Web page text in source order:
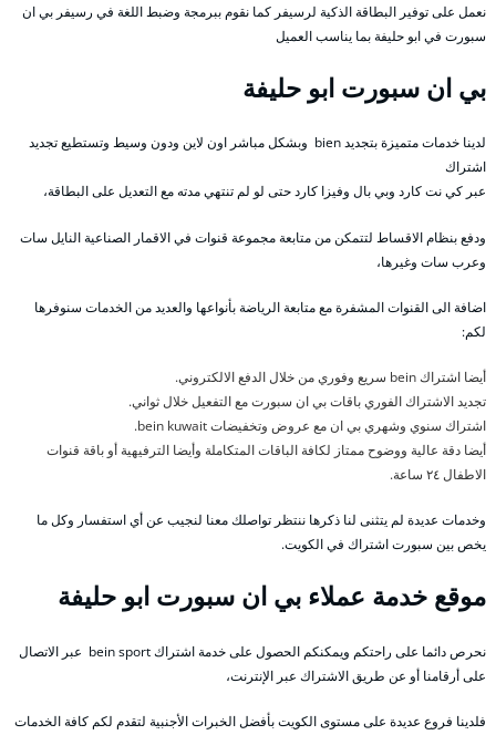
نعمل على توفير البطاقة الذكية لرسيفر كما نقوم ببرمجة وضبط اللغة في رسيفر بي ان
سبورت في ابو حليفة بما يناسب العميل
بي ان سبورت ابو حليفة
لدينا خدمات متميزة بتجديد bien وبشكل مباشر اون لاين ودون وسيط وتستطيع تجديد
اشتراك
عبر كي نت كارد وبي بال وفيزا كارد حتى لو لم تنتهي مدته مع التعديل على البطاقة،
ودفع بنظام الاقساط لتتمكن من متابعة مجموعة قنوات في الاقمار الصناعية النايل سات
وعرب سات وغيرها،
اضافة الى القنوات المشفرة مع متابعة الرياضة بأنواعها والعديد من الخدمات سنوفرها
لكم:
أيضا اشتراك bein سريع وفوري من خلال الدفع الالكتروني.
تجديد الاشتراك الفوري باقات بي ان سبورت مع التفعيل خلال ثواني.
اشتراك سنوي وشهري بي ان مع عروض وتخفيضات bein kuwait.
أيضا دقة عالية ووضوح ممتاز لكافة الباقات المتكاملة وأيضا الترفيهية أو باقة قنوات
الاطفال ٢٤ ساعة.
وخدمات عديدة لم يتثنى لنا ذكرها ننتظر تواصلك معنا لنجيب عن أي استفسار وكل ما
يخص بين سبورت اشتراك في الكويت.
موقع خدمة عملاء بي ان سبورت ابو حليفة
نحرص دائما على راحتكم ويمكنكم الحصول على خدمة اشتراك bein sport عبر الاتصال
على أرقامنا أو عن طريق الاشتراك عبر الإنترنت،
فلدينا فروع عديدة على مستوى الكويت بأفضل الخبرات الأجنبية لتقدم لكم كافة الخدمات